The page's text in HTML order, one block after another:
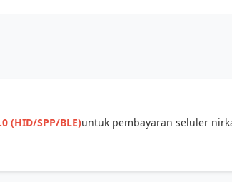
(HID/SPP/BLE)untuk pembayaran seluler